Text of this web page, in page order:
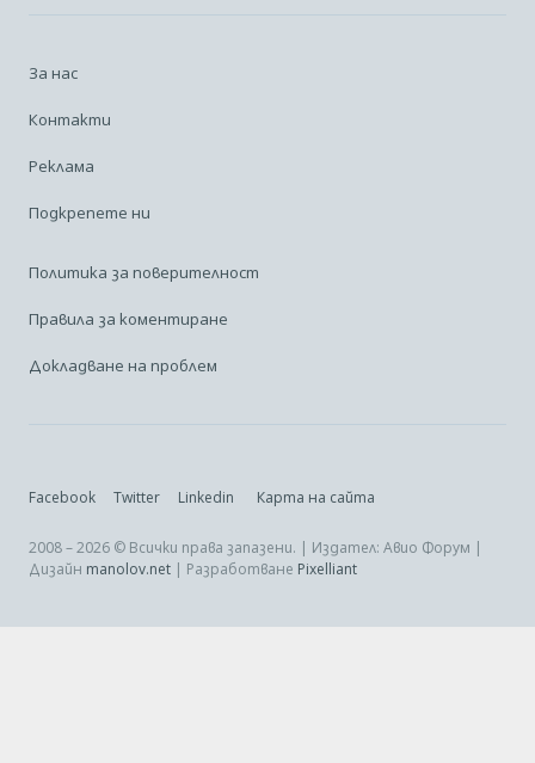
За нас
Контакти
Реклама
Подкрепете ни
Политика за поверителност
Правила за коментиране
Докладване на проблем
Facebook Twitter Linkedin Карта на сайта
2008 – 2026 © Всички права запазени. | Издател: Авио Форум |
Дизайн manolov.net | Разработване Pixelliant